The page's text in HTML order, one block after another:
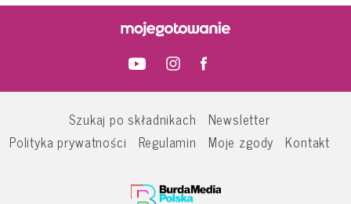
Szukaj po składnikach
Newsletter
Polityka prywatności
Regulamin Moje zgody Kontakt